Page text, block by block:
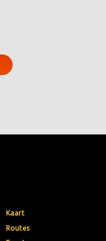
Kaart
Routes